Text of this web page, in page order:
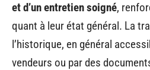
et d’un entretien soigné,
quant à leur état général. La
l’historique, en général
vendeurs ou par des